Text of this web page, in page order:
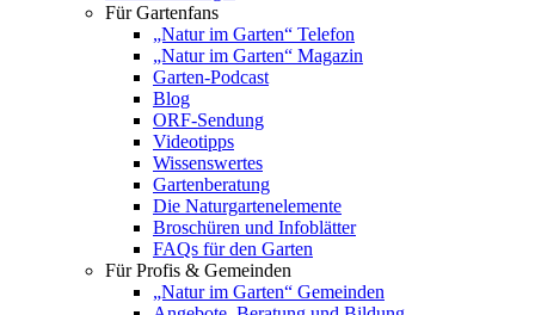
Für Gartenfans
„Natur im Garten“ Telefon
„Natur im Garten“ Magazin
Garten-Podcast
Blog
ORF-Sendung
Videotipps
Wissenswertes
Gartenberatung
Die Naturgartenelemente
Broschüren und Infoblätter
FAQs für den Garten
Für Profis & Gemeinden
„Natur im Garten“ Gemeinden